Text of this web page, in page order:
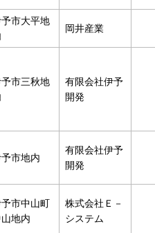
市大平地
岡井産業
市三秋地
有限会社伊予
開発
市地内
有限会社伊予
開発
市中山町
地内
株式会社Ｅ－
システム